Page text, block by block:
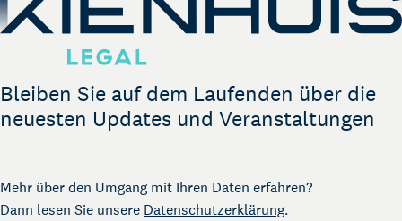
German Desk
Legal Business mit Deutschland
The Gallery
Rechtliche Unterstützung für Start-ups
Kienhuis Legal Foundation
Talentförderung
Bleiben Sie auf dem Laufenden über die
neuesten Updates und Veranstaltungen
Mehr über den Umgang mit Ihren Daten erfahren?
Dann lesen Sie unsere Datenschutzerklärung.